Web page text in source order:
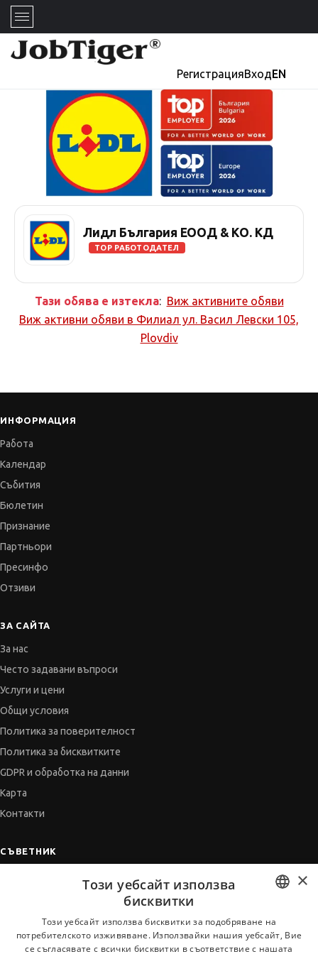
РегистрацияВходEN
Лидл България ЕООД & КО. КД
TOP РАБОТОДАТЕЛ
Тази обява е изтекла: Виж активните обяви
Виж активни обяви в Филиал ул. Васил Левски 105,
Plovdiv
ИНФОРМАЦИЯ
Работа
Календар
Събития
Бюлетин
Признание
Партньори
Пресинфо
Отзиви
ЗА САЙТА
За нас
Често задавани въпроси
Услуги и цени
Общи условия
Политика за поверителност
Политика за бисквитките
GDPR и обработка на данни
Карта
Контакти
СЪВЕТНИК
Когато получим оферта
BULGARIAN
ENGLISH
×
Този уебсайт използва
бисквитки
Този уебсайт използва бисквитки за подобряване на
потребителското изживяване. Използвайки нашия уебсайт, Вие
се съгласявате с всички бисквитки в съответствие с нашата